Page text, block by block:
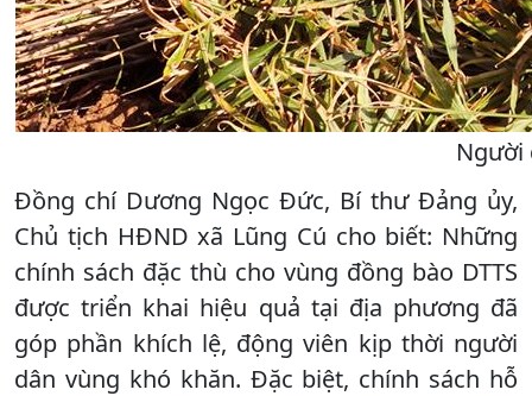
Người
Đồng chí Dương Ngọc Đức, Bí thư Đảng ủy,
Chủ tịch HĐND xã Lũng Cú cho biết: Những
chính sách đặc thù cho vùng đồng bào DTTS
được triển khai hiệu quả tại địa phương đã
góp phần khích lệ, động viên kịp thời người
dân vùng khó khăn. Đặc biệt, chính sách hỗ